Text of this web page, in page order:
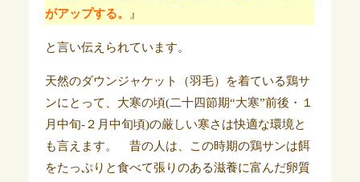
がアップする。
』
と言い伝えられています。
天然のダウンジャケット（羽毛）を着ている鶏サ
ンにとって、大寒の頃(二十四節期“大寒”前後・１
月中旬-２月中旬頃)の厳しい寒さは快適な環境と
も言えます。 昔の人は、この時期の鶏サンは餌
をたっぷりと食べて張りのある滋養に富んだ卵質